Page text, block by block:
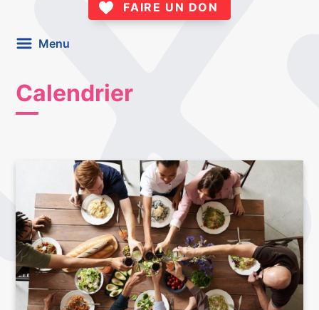
FAIRE UN DON
Menu
Calendrier